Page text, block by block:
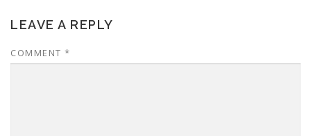
LEAVE A REPLY
COMMENT *